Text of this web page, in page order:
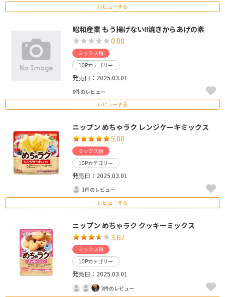
レビューする
昭和産業 もう揚げない!!焼きからあげの素
0.00
ミックス粉
10Pカテゴリー
発売日：2025.03.01
0件のレビュー
レビューする
ニップン めちゃラク レンジケーキミックス
5.00
ミックス粉
10Pカテゴリー
発売日：2025.03.01
1件のレビュー
レビューする
ニップン めちゃラク クッキーミックス
3.67
ミックス粉
10Pカテゴリー
発売日：2025.03.01
3件のレビュー